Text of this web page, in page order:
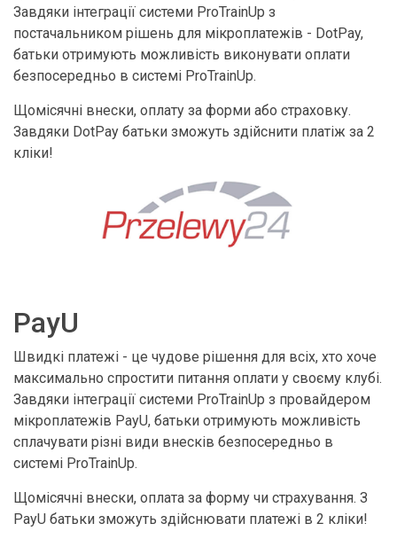
Завдяки інтеграції системи ProTrainUp з
постачальником рішень для мікроплатежів - DotPay,
батьки отримують можливість виконувати оплати
безпосередньо в системі ProTrainUp.
Щомісячні внески, оплату за форми або страховку.
Завдяки DotPay батьки зможуть здійснити платіж за 2
кліки!
PayU
Швидкі платежі - це чудове рішення для всіх, хто хоче
максимально спростити питання оплати у своєму клубі.
Завдяки інтеграції системи ProTrainUp з провайдером
мікроплатежів PayU, батьки отримують можливість
сплачувати різні види внесків безпосередньо в
системі ProTrainUp.
Щомісячні внески, оплата за форму чи страхування. З
PayU батьки зможуть здійснювати платежі в 2 кліки!